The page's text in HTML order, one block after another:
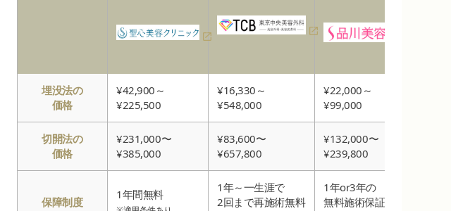
埋没法の
価格
¥42,900～
¥225,500
¥16,330～
¥548,000
¥22,000～
¥99,000
切開法の
価格
¥231,000〜
¥385,000
¥83,600〜
¥657,800
¥132,000〜
¥239,800
保障制度
1年間無料
1年～一生涯で
2回まで再施術無料
1年or3年の
無料施術保証